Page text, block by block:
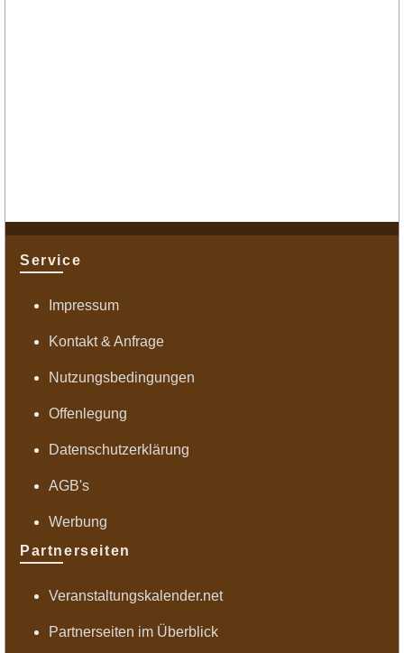
Service
Impressum
Kontakt & Anfrage
Nutzungsbedingungen
Offenlegung
Datenschutzerklärung
AGB's
Werbung
Partnerseiten
Veranstaltungskalender.net
Partnerseiten im Überblick